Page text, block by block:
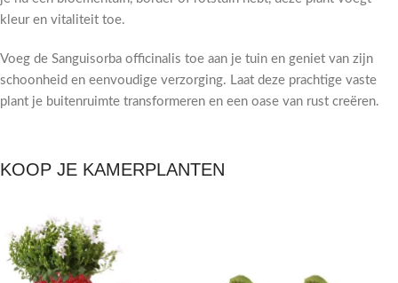
kleur en vitaliteit toe.
Voeg de Sanguisorba officinalis toe aan je tuin en geniet van zijn
schoonheid en eenvoudige verzorging. Laat deze prachtige vaste
plant je buitenruimte transformeren en een oase van rust creëren.
KOOP JE KAMERPLANTEN